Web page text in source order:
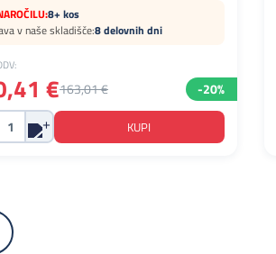
8+ kos
v naše skladišče:8 delovnih dni
€163,01 € -20%